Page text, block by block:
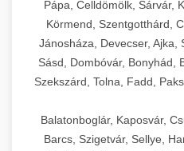
Pápa, Celldömölk, Sárvár,
Körmend, Szentgotthárd,
Jánosháza, Devecser, Ajka,
Sásd, Dombóvár, Bonyhád,
Szekszárd, Tolna, Fadd,
Balatonboglár, Kaposvár,
Barcs, Szigetvár, Sellye,